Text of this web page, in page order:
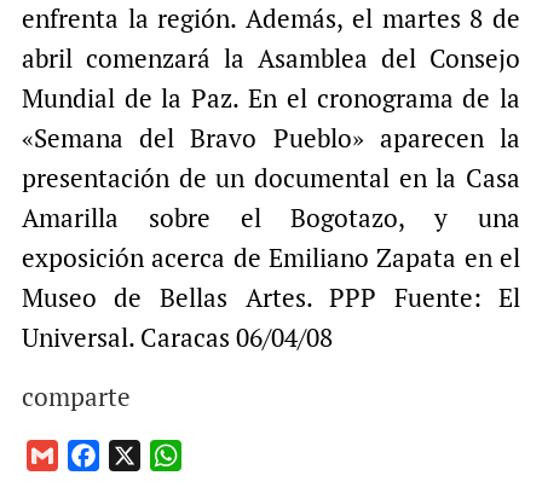
enfrenta la región. Además, el martes 8 de
abril comenzará la Asamblea del Consejo
Mundial de la Paz. En el cronograma de la
«Semana del Bravo Pueblo» aparecen la
presentación de un documental en la Casa
Amarilla sobre el Bogotazo, y una
exposición acerca de Emiliano Zapata en el
Museo de Bellas Artes. PPP Fuente: El
Universal. Caracas 06/04/08
comparte